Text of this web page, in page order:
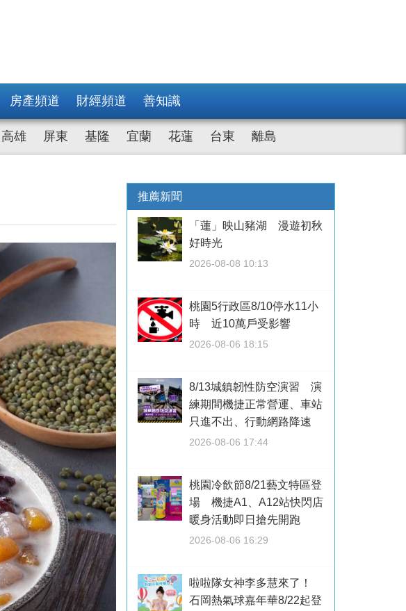
房產頻道 財經頻道 善知識
高雄 屏東 基隆 宜蘭 花蓮 台東 離島
推薦新聞
「蓮」映山豬湖 漫遊初秋
好時光
2026-08-08 10:13
桃園5行政區8/10停水11小
時 近10萬戶受影響
2026-08-06 18:15
8/13城鎮韌性防空演習 演
練期間機捷正常營運、車站
只進不出、行動網路降速
2026-08-06 17:44
桃園冷飲節8/21藝文特區登
場 機捷A1、A12站快閃店
暖身活動即日搶先開跑
2026-08-06 16:29
啦啦隊女神李多慧來了！
石岡熱氣球嘉年華8/22起登